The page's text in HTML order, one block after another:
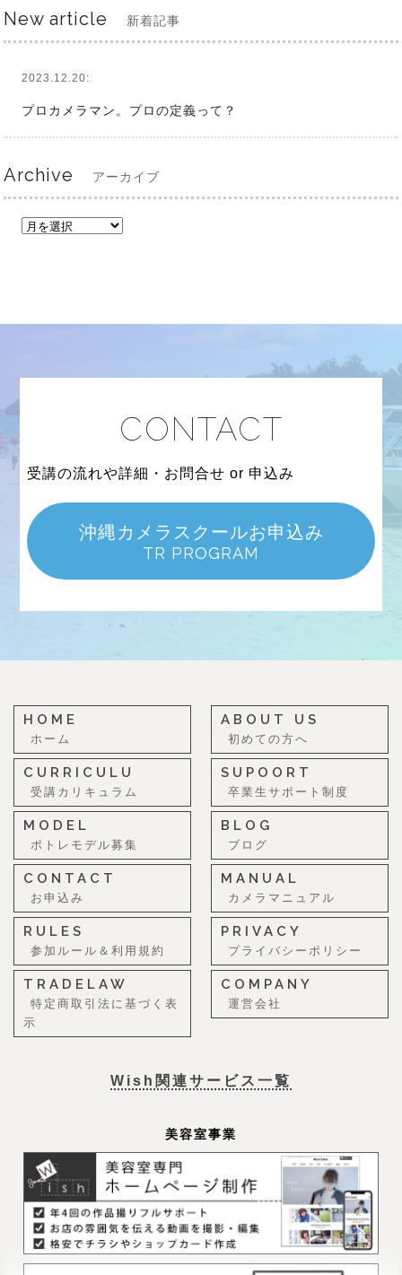
New article 新着記事
2023.12.20:
プロカメラマン。プロの定義って？
Archive アーカイブ
CONTACT
受講の流れや詳細・お問合せ or 申込み
沖縄カメラスクールお申込み
TR PROGRAM
HOME
ホーム
ABOUT US
初めての方へ
CURRICULU
受講カリキュラム
SUPOORT
卒業生サポート制度
MODEL
ポトレモデル募集
BLOG
ブログ
CONTACT
お申込み
MANUAL
カメラマニュアル
RULES
参加ルール＆利用規約
PRIVACY
プライバシーポリシー
TRADELAW
特定商取引法に基づく表
示
COMPANY
運営会社
Wish関連サービス一覧
美容室事業